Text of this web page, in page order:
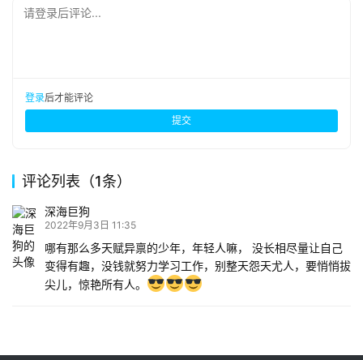
请登录后评论...
登录后才能评论
提交
评论列表（1条）
深海巨狗
2022年9月3日 11:35
哪有那么多天赋异禀的少年，年轻人嘛， 没长相尽量让自己
变得有趣，没钱就努力学习工作，别整天怨天尤人，要悄悄拔
尖儿，惊艳所有人。